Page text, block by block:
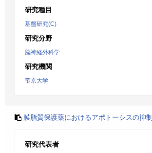
研究種目
基盤研究(C)
研究分野
脳神経外科学
研究機関
帝京大学
膜脂質保護薬におけるアポトーシスの抑制
研究代表者